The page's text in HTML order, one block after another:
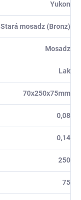
Yukon
Stará mosadz (Bronz)
Mosadz
Lak
70x250x75mm
0,08
0,14
250
75